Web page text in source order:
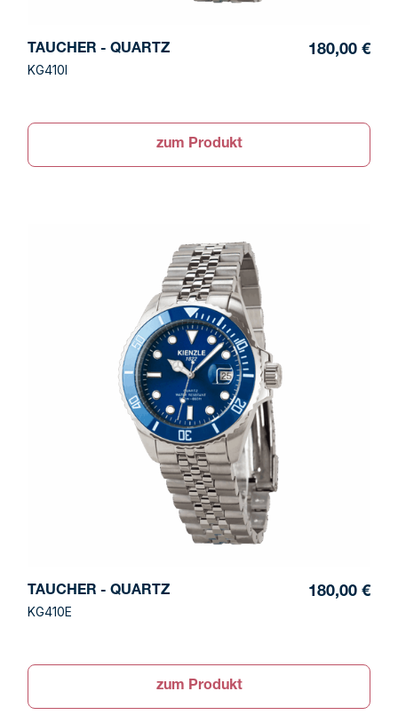
TAUCHER - QUARTZ
KG410I
180,00 €
zum Produkt
TAUCHER - QUARTZ
KG410E
180,00 €
zum Produkt